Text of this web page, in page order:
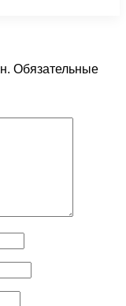
Обязательные